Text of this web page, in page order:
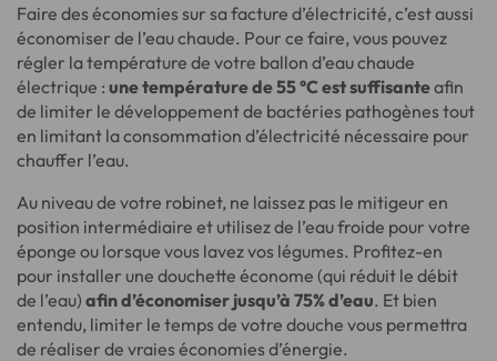
Faire des économies sur sa facture d’électricité, c’est aussi
économiser de l’eau chaude. Pour ce faire, vous pouvez
régler la température de votre ballon d’eau chaude
électrique : une température de 55 °C est suffisanteafin
de limiter le développement de bactéries pathogènes tout
en limitant la consommation d’électricité nécessaire pour
chauffer l’eau.
Au niveau de votre robinet, ne laissez pas le mitigeur en
position intermédiaire et utilisez de l’eau froide pour votre
éponge ou lorsque vous lavez vos légumes. Profitez-en
pour installer une douchette économe (qui réduit le débit
de l’eau) afin d’économiser jusqu’à 75% d’eau. Et bien
entendu, limiter le temps de votre douche vous permettra
de réaliser de vraies économies d’énergie.